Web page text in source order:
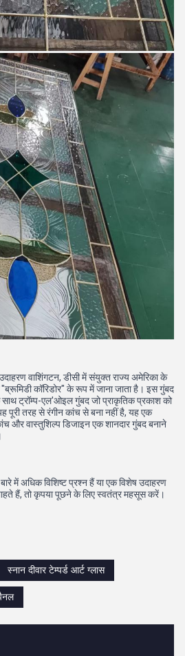
वाशिंगटन, डीसी में संयुक्त राज्य अमेरिका के
कॉरिडोर" के रूप में जाना जाता है। इस गुंबद
ट्रॉम्प-एल'ओइल गुंबद जो प्राकृतिक प्रकाश को
पूरी तरह से रंगीन कांच से बना नहीं है, यह एक
और वास्तुशिल्प डिजाइन एक शानदार गुंबद बनाने
में अधिक विशिष्ट प्रश्न हैं या एक विशेष उदाहरण
हैं, तो कृपया पूछने के लिए स्वतंत्र महसूस करें।
स्नान दीवार टेम्पर्ड आर्ट ग्लास